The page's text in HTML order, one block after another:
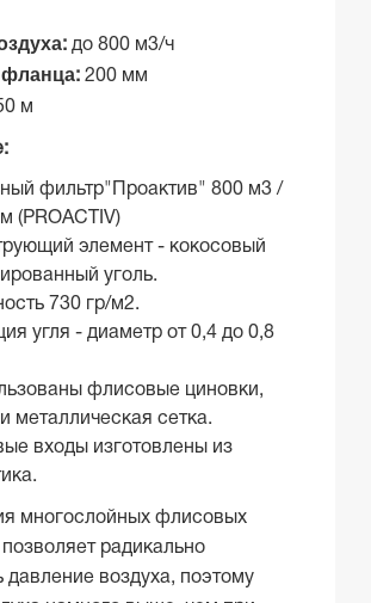
: до 800 м3/ч
: 200 мм
м
фильтр"Проактив" 800 м3 /
(PROACTIV)
элемент - кокосовый
уголь.
730 гр/м2.
угля - диаметр от 0,4 до 0,8
флисовые циновки,
металлическая сетка.
входы изготовлены из
многослойных флисовых
радикально
давление воздуха, поэтому